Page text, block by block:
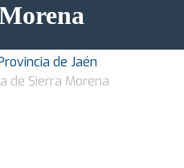
de Jaén
de Sierra Morena